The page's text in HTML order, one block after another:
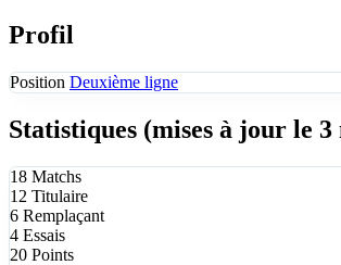
Profil
Position Deuxième ligne
Statistiques (mises à jour le 3
18 Matchs
12 Titulaire
6 Remplaçant
4 Essais
20 Points